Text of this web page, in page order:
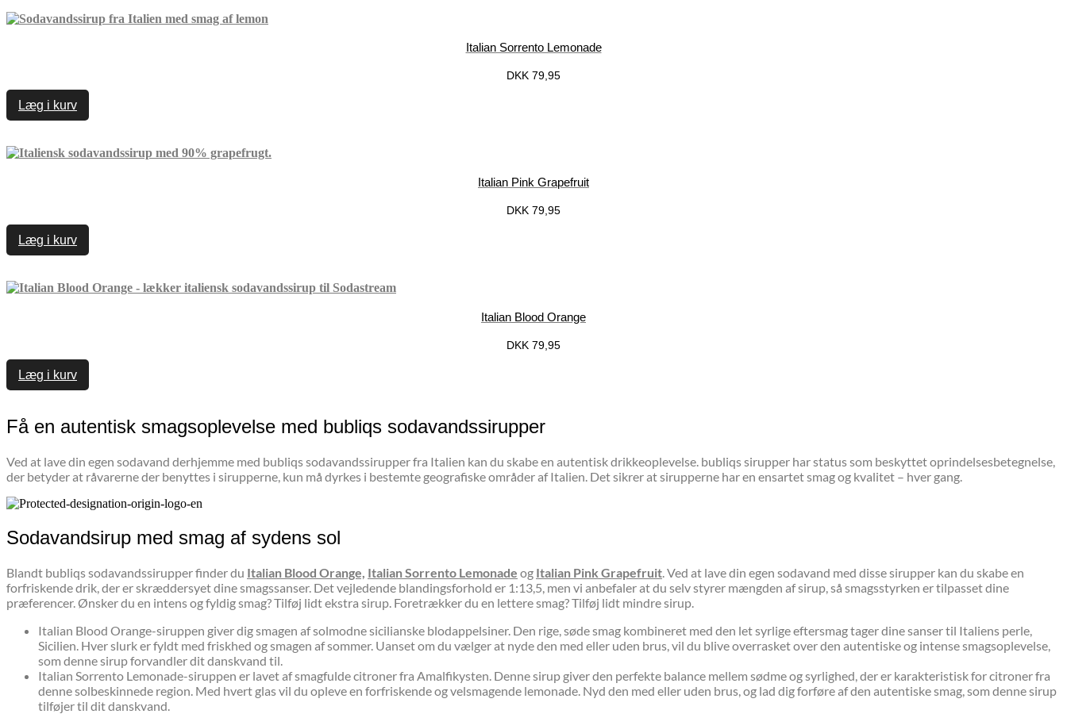
Italian Sorrento Lemonade
DKK 79,95
Læg i kurv
Italian Pink Grapefruit
DKK 79,95
Læg i kurv
Italian Blood Orange
DKK 79,95
Læg i kurv
Få en autentisk smagsoplevelse med bubliqs sodavandssirupper
Ved at lave din egen sodavand derhjemme med bubliqs sodavandssirupper fra Italien kan du skabe en autentisk drikkeoplevelse. bubliqs sirupper har status som beskyttet oprindelsesbetegnelse,
der betyder at råvarerne der benyttes i sirupperne, kun må dyrkes i bestemte geografiske områder af Italien. Det sikrer at sirupperne har en ensartet smag og kvalitet – hver gang.
Sodavandsirup med smag af sydens sol
Blandt bubliqs sodavandssirupper finder du Italian Blood Orange, Italian Sorrento Lemonade og Italian Pink Grapefruit. Ved at lave din egen sodavand med disse sirupper kan du skabe en
forfriskende drik, der er skræddersyet dine smagssanser. Det vejledende blandingsforhold er 1:13,5, men vi anbefaler at du selv styrer mængden af sirup, så smagsstyrken er tilpasset dine
præferencer. Ønsker du en intens og fyldig smag? Tilføj lidt ekstra sirup. Foretrækker du en lettere smag? Tilføj lidt mindre sirup.
Italian Blood Orange-siruppen giver dig smagen af solmodne sicilianske blodappelsiner. Den rige, søde smag kombineret med den let syrlige eftersmag tager dine sanser til Italiens perle,
Sicilien. Hver slurk er fyldt med friskhed og smagen af sommer. Uanset om du vælger at nyde den med eller uden brus, vil du blive overrasket over den autentiske og intense smagsoplevelse,
som denne sirup forvandler dit danskvand til.
Italian Sorrento Lemonade-siruppen er lavet af smagfulde citroner fra Amalfikysten. Denne sirup giver den perfekte balance mellem sødme og syrlighed, der er karakteristisk for citroner fra
denne solbeskinnede region. Med hvert glas vil du opleve en forfriskende og velsmagende lemonade. Nyd den med eller uden brus, og lad dig forføre af den autentiske smag, som denne sirup
tilføjer til dit danskvand.